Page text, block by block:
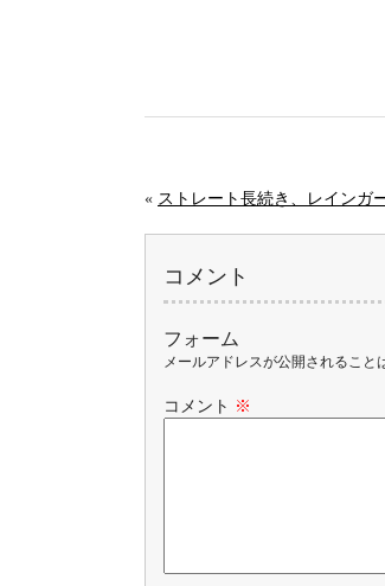
« ストレート長続き、レインガ
コメント
フォーム
メールアドレスが公開されること
コメント ※